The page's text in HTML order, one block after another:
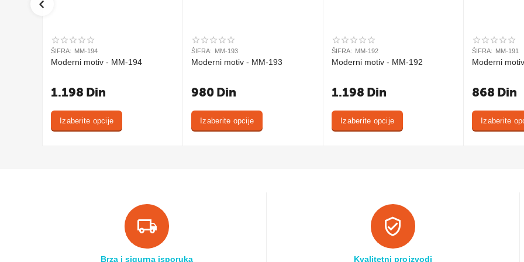
ŠIFRA: MM-194
Moderni motiv - MM-194
1.198 Din
Izaberite opcije
ŠIFRA: MM-193
Moderni motiv - MM-193
980 Din
Izaberite opcije
ŠIFRA: MM-192
Moderni motiv - MM-192
1.198 Din
Izaberite opcije
ŠIFRA: MM-191
Moderni
868 Din
Izaberite
Brza i sigurna isporuka Kvalitetni proizvodi